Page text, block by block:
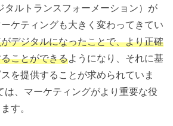
タルトランスフォーメーション）が
ケティングも大きく変わってきてい
デジタルになったことで、より正確
ことができるようになり、それに基
を提供することが求められていま
は、マーケティングがより重要な役
す。